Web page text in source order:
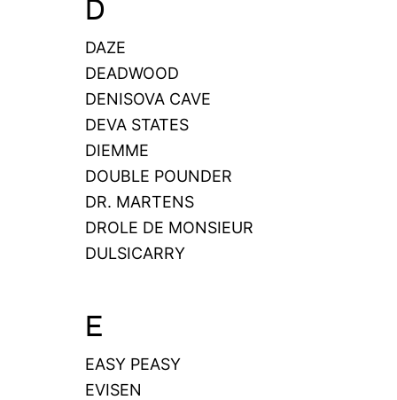
D
DAZE
DEADWOOD
DENISOVA CAVE
DEVA STATES
DIEMME
DOUBLE POUNDER
DR. MARTENS
DROLE DE MONSIEUR
DULSICARRY
E
EASY PEASY
EVISEN